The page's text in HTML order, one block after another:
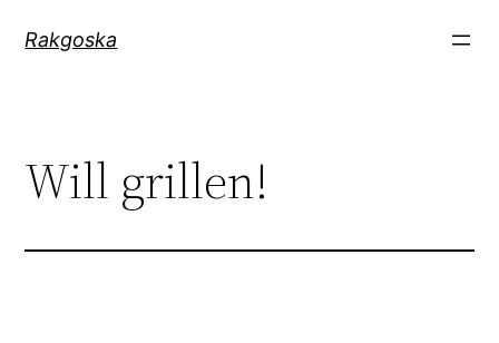
InhaltRakgoska
Will grillen!